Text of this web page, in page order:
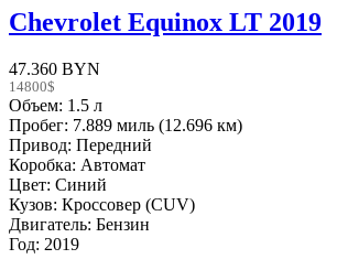
Chevrolet Equinox LT 2019
47.360 BYN
14800$
Объем: 1.5 л
Пробег: 7.889 миль (12.696 км)
Привод: Передний
Коробка: Автомат
Цвет: Синий
Кузов: Кроссовер (CUV)
Двигатель: Бензин
Год: 2019